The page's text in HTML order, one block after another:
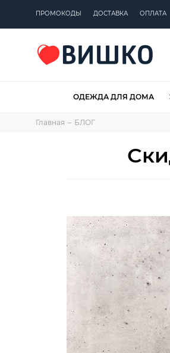
ПРОМОКОДЫ ДОСТАВКА ОПЛАТА
ОДЕЖДА ДЛЯ ДОМА
Главная БЛОГ